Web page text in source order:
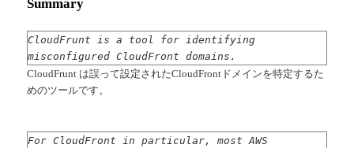
Summary
CloudFrunt is a tool for identifying
misconfigured CloudFront domains.
CloudFrunt は誤って設定されたCloudFrontドメインを特定するた
めのツールです。
For CloudFront in particular, most AWS